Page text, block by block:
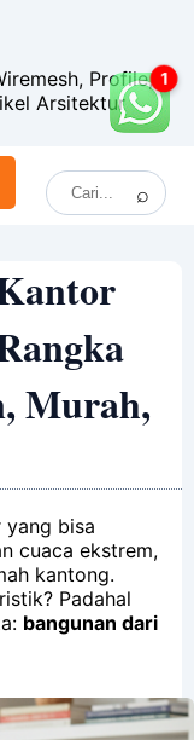
Profile,
Arsitektur
Murah,
yang bisa
cuaca ekstrem,
kantong.
Padahal
bangunan dari
1